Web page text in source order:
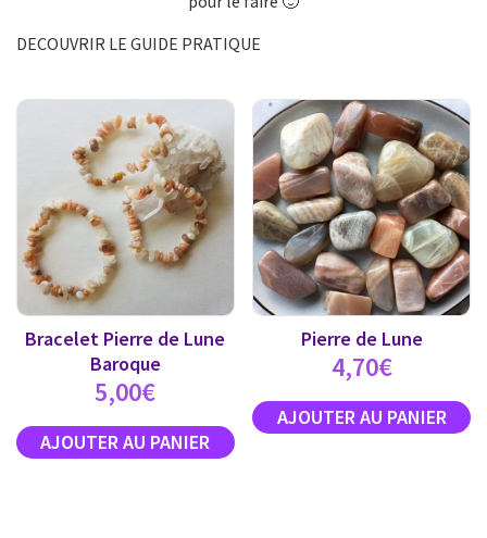
DECOUVRIR LE GUIDE PRATIQUE
Bracelet Pierre de Lune
Baroque
5,00€
Pierre de Lune
4,70€